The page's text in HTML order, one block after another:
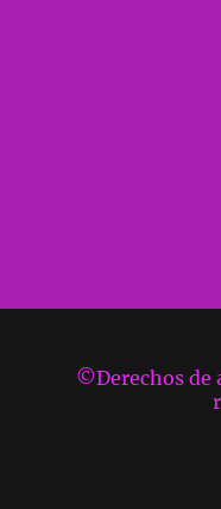
©Derechos de